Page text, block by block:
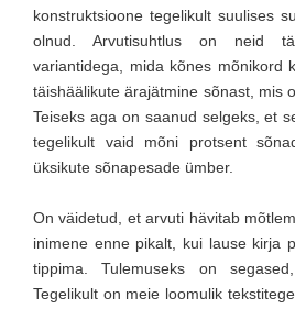
konstruktsioone tegelikult suulises
olnud. Arvutisuhtlus on neid
variantidega, mida kõnes mõnikord
täishäälikute ärajätmine sõnast, mis
Teiseks aga on saanud selgeks, et
tegelikult vaid mõni protsent
üksikute sõnapesade ümber.
On väidetud, et arvuti hävitab
inimene enne pikalt, kui lause kirja
tippima. Tulemuseks on
Tegelikult on meie loomulik